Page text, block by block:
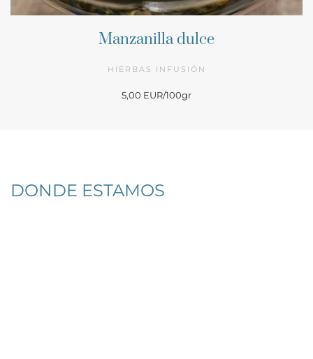
Manzanilla dulce
HIERBAS INFUSIÓN
5,00 EUR/100gr
DONDE ESTAMOS